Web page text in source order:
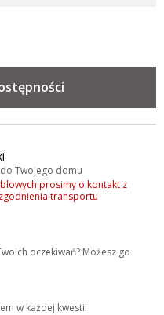
Twojego domu
prosimy o kontakt z
transportu
oczekiwań? Możesz go
w każdej kwestii